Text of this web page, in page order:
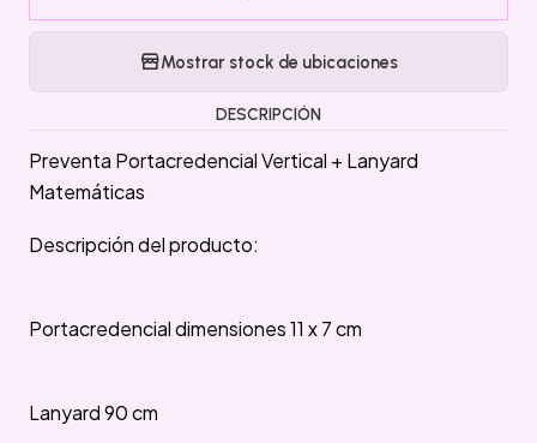
Mostrar stock de ubicaciones
DESCRIPCIÓN
Preventa Portacredencial Vertical + Lanyard
Matemáticas
Descripción del producto:
Portacredencial dimensiones 11 x 7 cm
Lanyard 90 cm